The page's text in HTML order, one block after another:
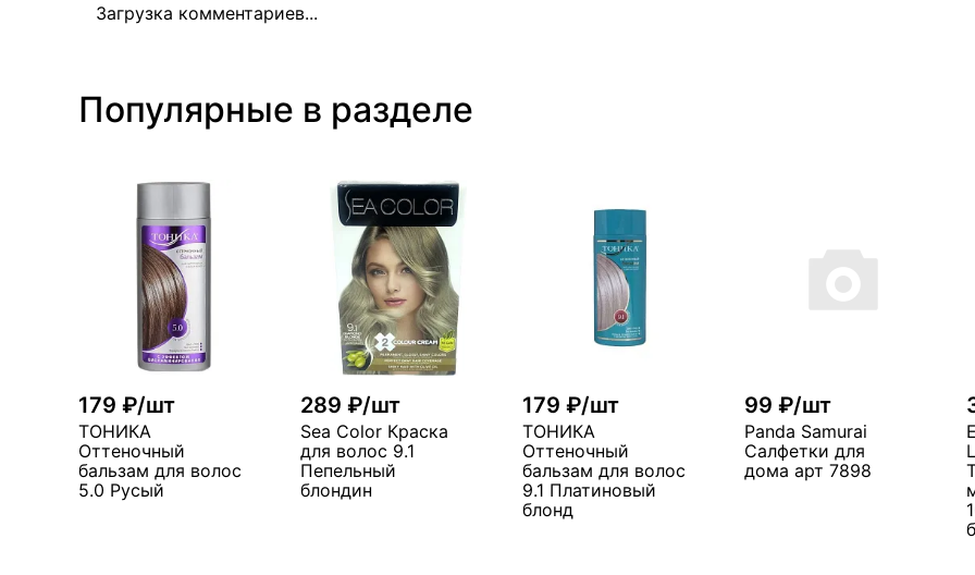
Загрузка комментариев...
Популярные в разделе
179 ₽/шт
ТОНИКА
Оттеночный
бальзам для волос
5.0 Русый
289 ₽/шт
Sea Color Краска
для волос 9.1
Пепельный
блондин
179 ₽/шт
ТОНИКА
Оттеночный
бальзам для волос
9.1 Платиновый
блонд
99 ₽/шт
Panda Samurai
Салфетки для
дома арт 7898